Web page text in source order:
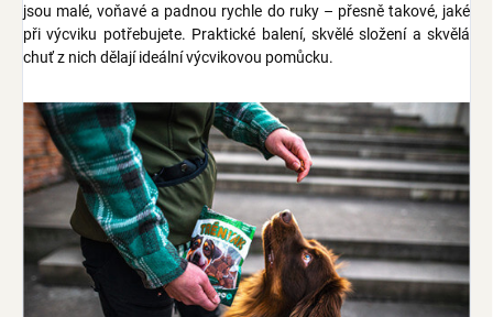
jsou malé, voňavé a padnou rychle do ruky – přesně takové, jaké
při výcviku potřebujete. Praktické balení, skvělé složení a skvělá
chuť z nich dělají ideální výcvikovou pomůcku.